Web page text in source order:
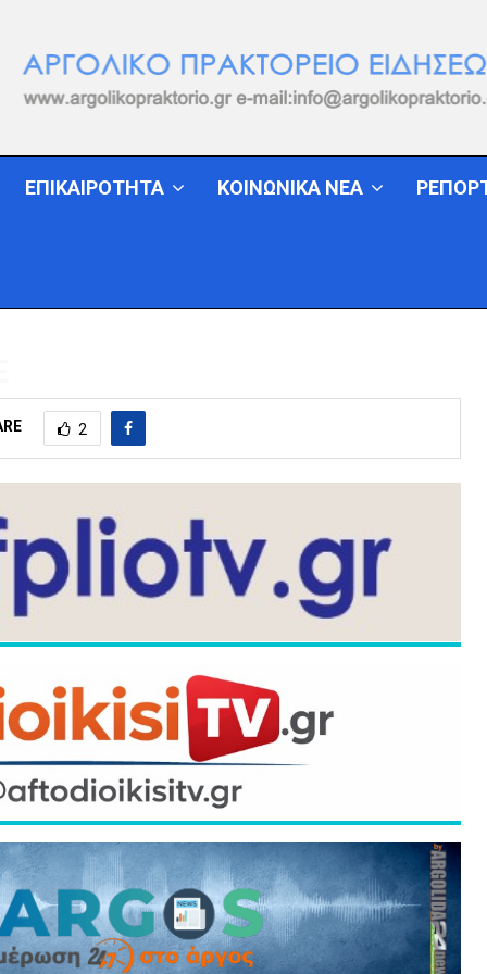
ΕΠΙΚΑΙΡΟΤΗΤΑ ΚΟΙΝΩΝΙΚΑ ΝΕΑ
2